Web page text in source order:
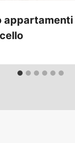
appartamenti